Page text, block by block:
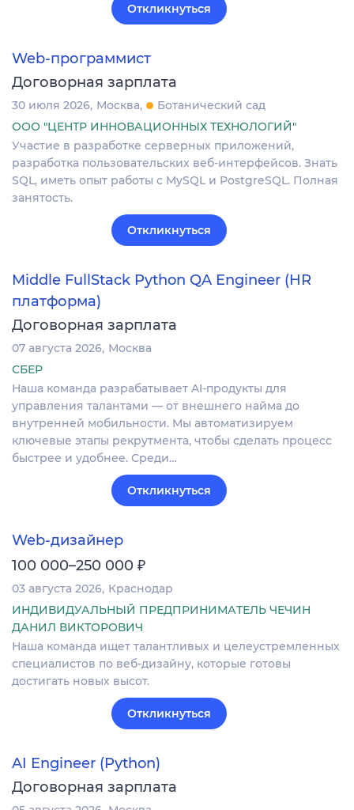
Откликнуться
Web-программист
Договорная зарплата
30 июля 2026 Москва
Ботанический сад
ООО "ЦЕНТР ИННОВАЦИОННЫХ ТЕХНОЛОГИЙ"
Участие в разработке серверных приложений,
разработка пользовательских веб-интерфейсов. Знать
SQL, иметь опыт работы с MySQL и PostgreSQL. Полная
занятость.
Откликнуться
Middle FullStack Python QA Engineer (HR
платформа)
Договорная зарплата
07 августа 2026 Москва
СБЕР
Наша команда разрабатывает AI-продукты для
управления талантами — от внешнего найма до
внутренней мобильности. Мы автоматизируем
ключевые этапы рекрутмента, чтобы сделать процесс
быстрее и удобнее. Среди…
Откликнуться
Web-дизайнер
100 000–250 000 ₽
03 августа 2026 Краснодар
ИНДИВИДУАЛЬНЫЙ ПРЕДПРИНИМАТЕЛЬ ЧЕЧИН
ДАНИЛ ВИКТОРОВИЧ
Наша команда ищет талантливых и целеустремленных
специалистов по веб-дизайну, которые готовы
достигать новых высот.
Откликнуться
AI Engineer (Python)
Договорная зарплата